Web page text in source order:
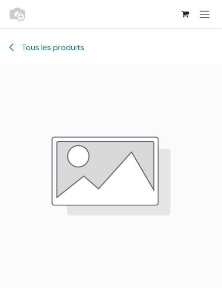
Se rendre au contenu
Tous les produits